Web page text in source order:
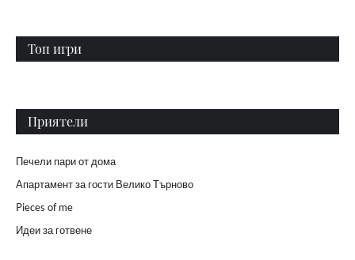
Топ игри
Приятели
Печели пари от дома
Апартамент за гости Велико Търново
Pieces of me
Идеи за готвене